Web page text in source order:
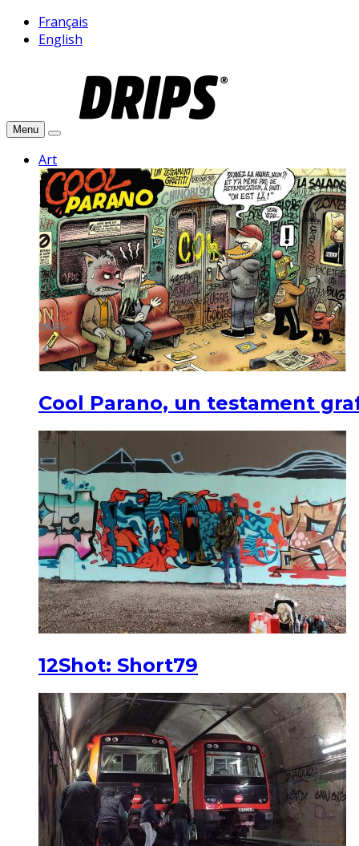
Français
English
Menu
Art
Cool Parano, un testament
12Shot: Short79